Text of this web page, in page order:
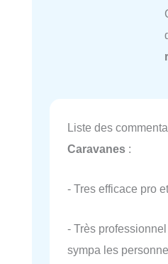
Liste des
Caravanes :
- Tres efficace pro
- Très
sympa les